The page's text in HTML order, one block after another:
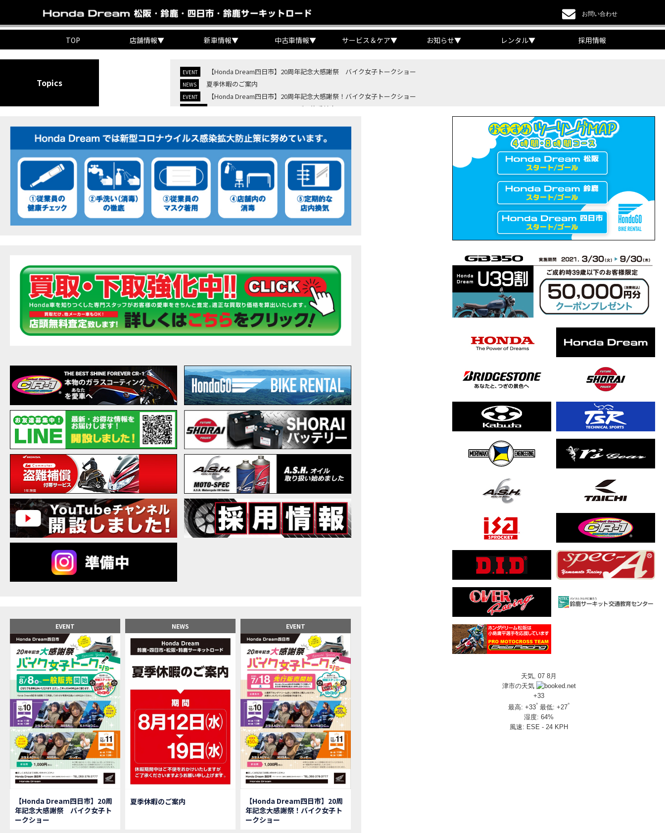
お問い合わせ
TOP 店舗情報▼ 新車情報▼ 中古車情報▼ サービス＆ケア▼ お知らせ▼ レンタル▼ 採用情報
Topics
EVENT 【Honda Dream四日市】20周年記念大感謝祭 バイク女子トークショー
NEWS 夏季休暇のご案内
EVENT 【Honda Dream四日市】20周年記念大感謝祭！バイク女子トークショー
CB400 SUPER FORE E-Clutchご予約受付中！
MOVIE 【Hondaバイク】【タイヤ交換】鈍感な私が初めて性能を実感した【三重県】【Honda DREAM】
7/4・5 鈴鹿８時間耐久ロードレースTSRを一緒に応援しましょう！
EVENT KOOD クロモリアクスルシャフトお客様のバイクで体感試走
MOVIE 【三重→香川】このバイク、なんだと思いますか？【ホンダ バイク】【Honda DREAM】【三重県】
EVENT “コカ・コーラ”鈴鹿８時間耐久ロードレース 第47回大会「TSR応援席プレミアムチケット販売開始！」
MOVIE 【ホンダ バイク】バイクを長持ちさせる洗車を教えてもらった【プロの裏ワザ】
MOVIE 【ホンダ バイク】CRF1100L Africa Twinは女性ライダーでも快適か？四国ツーリング【X-ADVオーナー目線】
MOVIE 【ホンダ バイク】DCTが搭載しているバイクに試乗したんだけどなめてました・・【Rebel 1100 S Edition Dual Clutch Transmission】
MOVIE 【ホンダ バイク】「ボカロ文化」を知ろう ナビゲーションをスキップ 検索 作成 6 アバターの画像 三重県を巡る女性ライダーの4日間！ポケふた全制覇ツーリング Honda CB1000F
EVENT ［三重県下最大級のバイクイベント］2026MIE BIKE FES開催 情報2
EVENT ［三重県下最大級のバイクイベント］2026MIE BIKE FES開催 情報１
CAMPAIGN 免許取得サポートキャンペーン実施中！
EVENT ［三重県下最大級のバイクイベント］2026MIE BIKE FES開催
MOVIE 【ホンダ バイク】【バイク女子】怖くて乗れなかったあの憧れバイク、ついに乗ります！
MOVIE 【ホンダ バイク】CB1000F 4台で三重県ツーリング！梅本まどかさん、MIISAさんと一日笑った【ポケふた】Honda
MOVIE 【ホンダ バイク】【GB350C S】梅本まどかさんと三重県ツーリング満喫しました！ポケふた探し第1弾【モトブログ】
MOVIE 【ホンダドリーム新春初売り特別企画】のご紹介！！
MOVIE こんなことある？！CB1000Fでツーリングイベントに参戦したのだが・・
【新車】CB1000Fで11時間ツーリングした素直なレビュー【モトブログ】Honda CB
MOVIE 【事故寸前】200kmレッカー、そしてさらなる原因が判明し、修理代が膨れ上がった結果
NEW BIKENEWS Dio Lite 新基準原付 販売中！
MOVIE 【バイク女子】高速道路走行中にバイクから異音が。レッカーされる事態になりました…
MOVIE 2025X-ADV 最高の旅バイクで街乗りも最適！ADVが20台でツーリングしました｜Honda ADV160
NEW BIKENEWS CB1000F販売中！！
MOVIE 【バイク女子】ごめんなさい。大切なツーリングでやらかしてしまった…
MOVIE 【バイク女子】下道444kmぶっ通しで走った結果がヤバかった
MOVIE 【バイク女子】最安！三重→東京〇〇〇円で行けちゃった
MOVIE 新型スーパーカブ110レビュー！C125 CT125で女子ツーリング 最高！Honda Super Cub(JA59)
正統派NC750X！大型二輪教習から10年目の素直な感想|Honda NC750X DCT【バイク女子ツーリング】
MOVIE 女が乗るバイクじゃない？低身長女が検証します
MOVIE 【福井1泊ツーリング】バイク女子、仲悪いって本当？
MOVIE 大型ツアラー！Gold Wing Tour 50th ANNIVWRSARYは女性ライダーでもツーリングを楽しめるのか検証してみた｜Honda ゴールドウイング
MOVIE 【Monkey125】初めてモンキー！意外な◯◯へ行って来た【三重ホンダヒート】
NEW BIKE 大型ツアラー「Gold Wing Tour」と特別仕様の 「Gold Wing Tour 50th ANNIVERSARY」を 受注期間限定で発売
MOVIE 【三重県】女性ライダーツーリングを満喫しました｜CB1000HORNET CB750HORNET CB650R E-Clutch
MOVIE 【女子ツーの実態】恥ずかしいけど、暴露しました。
MOVIE オイル交換に行ったつもりが…まさかの大出費！？
NEW BIKE 「CRF250 RALLY」「CRF250 RALLY＜s＞」の カラーリング設定と仕様を一部変更し発売
「CRF250L」「CRF250L＜s＞」のカラーリング設定と 仕様を一部変更し発売
NEW BIKE 軽二輪スーパースポーツモデル「CBR250RR」の カラーバリエーションを変更し発売
MOVIE 【Honda Dream鈴鹿】20周年記念・大感謝祭イベント 大人気バイク女子が大集合・・Honda Dreamさんの人気を探ってきましたスペシャル！！メチャクチャ楽しかったです❤
NEW BIKE PROJECT BIG1 Final Edition CB 1300在庫車あります！
【バイク女子】急遽、愛車とお別れ…ついにあのバイクに乗れた
MOVIE 【バイク女子】オイル交換だけのつもりが、まさかのアレを交換することに！？
【Honda Dream 鈴鹿２０周年記念大感謝祭】 多くの方のご来店ありがとうございました！
【CB650R E-Clutch】X-ADVでDCTに5年乗った私が素直にレビュー｜Honda X-ADV
EVENT
【Honda Dream四日市】20周
年記念大感謝祭 バイク女子ト
ークショー
NEWS
夏季休暇のご案内
EVENT
【Honda Dream四日市】20周
年記念大感謝祭！バイク女子ト
ークショー
天気, 07 8月
津市の天気
+33
最高: +33° 最低: +27°
湿度: 64%
風速: ESE - 24 KPH